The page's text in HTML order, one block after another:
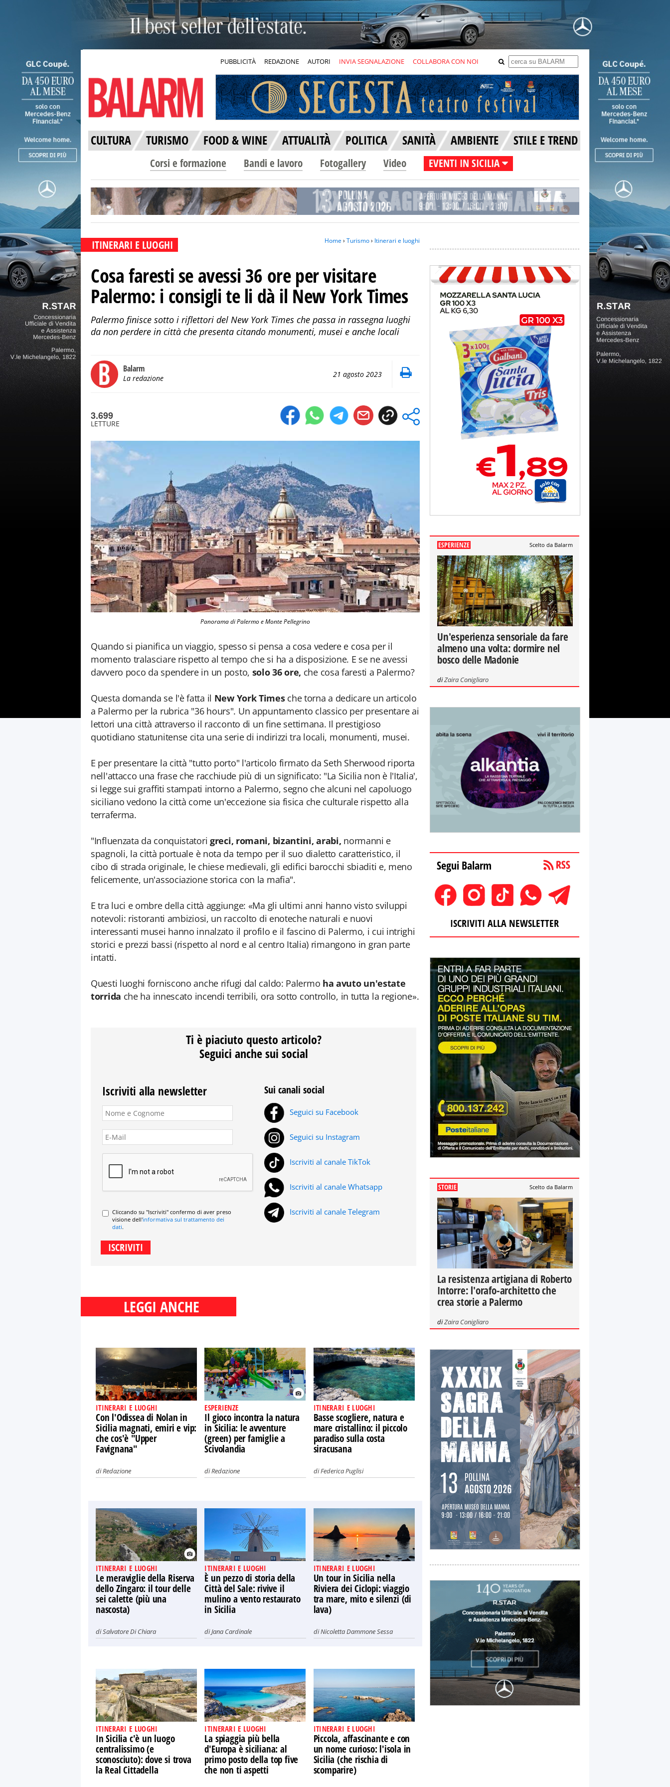
PUBBLICITÀ REDAZIONE AUTORI INVIA SEGNALAZIONE COLLABORA CON NOI
CULTURA TURISMO FOOD & WINE ATTUALITÀ POLITICA SANITÀ AMBIENTE STILE E TREND
Corsi e formazione Bandi e lavoro Fotogallery Video EVENTI IN SICILIA
ITINERARI E LUOGHI Home› Turismo› Itinerari e luoghi
Cosa faresti se avessi 36 ore per visitare
Palermo: i consigli te li dà il New York Times
Palermo finisce sotto i riflettori del New York Times che passa in rassegna luoghi
da non perdere in città che presenta citando monumenti, musei e anche locali
Balarm
La redazione 21 agosto 2023
3.699
LETTURE
Panorama di Palermo e Monte Pellegrino
Quando si pianifica un viaggio, spesso si pensa a cosa vedere e cosa per il
momento tralasciare rispetto al tempo che si ha a disposizione. E se ne avessi
davvero poco da spendere in un posto, solo 36 ore, che cosa faresti a Palermo?
Questa domanda se l'è fatta il New York Times che torna a dedicare un articolo
a Palermo per la rubrica "36 hours". Un appuntamento classico per presentare ai
lettori una città attraverso il racconto di un fine settimana. Il prestigioso
quotidiano statunitense cita una serie di indirizzi tra locali, monumenti, musei.
E per presentare la città "tutto porto" l'articolo firmato da Seth Sherwood riporta
nell'attacco una frase che racchiude più di un significato: "La Sicilia non è l'Italia',
si legge sui graffiti stampati intorno a Palermo, segno che alcuni nel capoluogo
siciliano vedono la città come un'eccezione sia fisica che culturale rispetto alla
terraferma.
"Influenzata da conquistatori greci, romani, bizantini, arabi, normanni e
spagnoli, la città portuale è nota da tempo per il suo dialetto caratteristico, il
cibo di strada originale, le chiese medievali, gli edifici barocchi sbiaditi e, meno
felicemente, un'associazione storica con la mafia".
E tra luci e ombre della città aggiunge: «Ma gli ultimi anni hanno visto sviluppi
notevoli: ristoranti ambiziosi, un raccolto di enoteche naturali e nuovi
interessanti musei hanno innalzato il profilo e il fascino di Palermo, i cui intrighi
storici e prezzi bassi (rispetto al nord e al centro Italia) rimangono in gran parte
intatti.
Questi luoghi forniscono anche rifugi dal caldo: Palermo ha avuto un'estate
torrida che ha innescato incendi terribili, ora sotto controllo, in tutta la regione».
Ti è piaciuto questo articolo?
Seguici anche sui social
Iscriviti alla newsletter
Cliccando su "Iscriviti" confermo di aver preso
visione dell'informativa sul trattamento dei
dati.
Sui canali social
Seguici su Facebook
Seguici su Instagram
Iscriviti al canale TikTok
Iscriviti al canale Whatsapp
Iscriviti al canale Telegram
LEGGI ANCHE
ITINERARI E LUOGHI
Con l'Odissea di Nolan in
Sicilia magnati, emiri e vip:
che cos'è "Upper
Favignana"
diRedazione
ESPERIENZE
Il gioco incontra la natura
in Sicilia: le avventure
(green) per famiglie a
Scivolandia
diRedazione
ITINERARI E LUOGHI
Basse scogliere, natura e
mare cristallino: il piccolo
paradiso sulla costa
siracusana
diFederica Puglisi
ITINERARI E LUOGHI
Le meraviglie della Riserva
dello Zingaro: il tour delle
sei calette (più una
nascosta)
diSalvatore Di Chiara
ITINERARI E LUOGHI
È un pezzo di storia della
Città del Sale: rivive il
mulino a vento restaurato
in Sicilia
diJana Cardinale
ITINERARI E LUOGHI
Un tour in Sicilia nella
Riviera dei Ciclopi: viaggio
tra mare, mito e silenzi (di
lava)
diNicoletta Dammone Sessa
ITINERARI E LUOGHI
In Sicilia c'è un luogo
centralissimo (e
sconosciuto): dove si trova
la Real Cittadella
ITINERARI E LUOGHI
La spiaggia più bella
d'Europa è siciliana: al
primo posto della top five
che non ti aspetti
ITINERARI E LUOGHI
Piccola, affascinante e con
un nome curioso: l'isola in
Sicilia (che rischia di
scomparire)
ESPERIENZE Scelto da Balarm
Un'esperienza sensoriale da fare
almeno una volta: dormire nel
bosco delle Madonie
diZaira Conigliaro
Segui Balarm
ISCRIVITI ALLA NEWSLETTER
STORIE Scelto da Balarm
La resistenza artigiana di Roberto
Intorre: l'orafo-architetto che
crea storie a Palermo
diZaira Conigliaro